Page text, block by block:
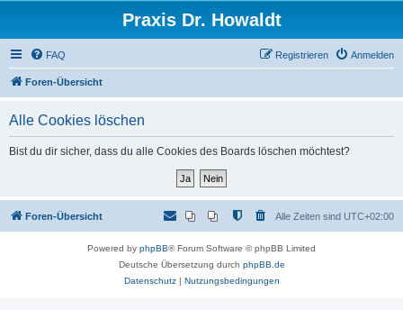
Praxis Dr. Howaldt
FAQ Anmelden
Registrieren
Foren-Übersicht
Alle Cookies löschen
Bist du dir sicher, dass du alle Cookies des Boards löschen möchtest?
Foren-Übersicht Alle Zeiten sind UTC+02:00
Powered by phpBB® Forum Software © phpBB Limited
Deutsche Übersetzung durch phpBB.de
Datenschutz| Nutzungsbedingungen